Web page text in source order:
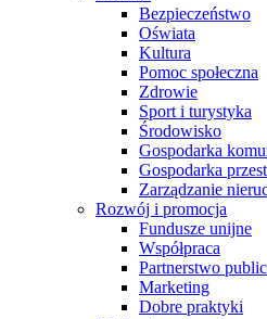
Bezpieczeństwo
Oświata
Kultura
Pomoc społeczna
Zdrowie
Sport i turystyka
Środowisko
Gospodarka
Gospodarka
Zarządzanie
Rozwój i promocja
Fundusze unijne
Współpraca
Partnerstwo
Marketing
Dobre praktyki